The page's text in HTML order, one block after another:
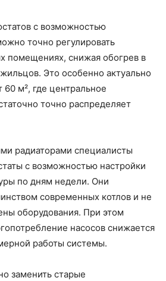
с возможностью
точно регулировать
помещениях, снижая обогрев в
Это особенно актуально
м², где центральное
точно распределяет
радиаторами специалисты
с возможностью настройки
по дням недели. Они
современных котлов и не
оборудования. При этом
насосов снижается
работы системы.
заменить старые